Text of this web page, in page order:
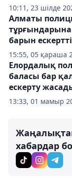
10:11, 23 шілде
15:55, 05 қараша
Алматы
барын ескертті
13:33, 01 мамыр
Елордалық
баласы бар
ескерту
хабардар